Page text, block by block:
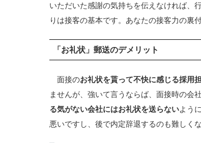
いただいた感謝の気持ちを伝えなければ、
りは接客の基本です。あなたの接客力の裏
「お礼状」郵送のデメリット
面接のお礼状を貰って不快に感じる採用
ませんが、強いて言うならば、面接時の会
る気がない会社にはお礼状を送らないよう
悪いですし、後で内定辞退するのも難しくな